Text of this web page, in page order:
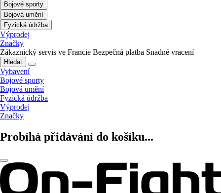
Bojové sporty
Bojová umění
Fyzická údržba
Výprodej
Značky
Zákaznický servis ve Francie Bezpečná platba Snadné vracení
Hledat
Vybavení
Bojové sporty
Bojová umění
Fyzická údržba
Výprodej
Značky
Probíhá přidávání do košíku...